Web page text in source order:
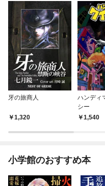
牙の旅商人
1,320
ハンディ
シー
1,540
小学館のおすすめ本